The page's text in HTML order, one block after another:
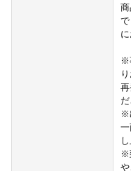
商
※
だ
※
※